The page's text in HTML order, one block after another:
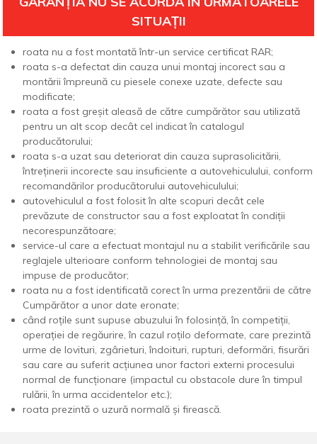
SITUAȚII
roata nu a fost montată într-un service certificat RAR;
roata s-a defectat din cauza unui montaj incorect sau a
montării împreună cu piesele conexe uzate, defecte sau
modificate;
roata a fost greșit aleasă de către cumpărător sau utilizată
pentru un alt scop decât cel indicat în catalogul
producătorului;
roata s-a uzat sau deteriorat din cauza suprasolicitării,
întreținerii incorecte sau insuficiente a autovehiculului, conform
recomandărilor producătorului autovehiculului;
autovehiculul a fost folosit în alte scopuri decât cele
prevăzute de constructor sau a fost exploatat în condiții
necorespunzătoare;
service-ul care a efectuat montajul nu a stabilit verificările sau
reglajele ulterioare conform tehnologiei de montaj sau
impuse de producător;
roata nu a fost identificată corect în urma prezentării de către
Cumpărător a unor date eronate;
când roțile sunt supuse abuzului în folosință, în competiții,
operației de regăurire, în cazul roțilo deformate, care prezintă
urme de lovituri, zgârieturi, îndoituri, rupturi, deformări, fisurări
sau care au suferit acțiunea unor factori externi procesului
normal de funcționare (impactul cu obstacole dure în timpul
rulării, în urma accidentelor etc.);
roata prezintă o uzură normală și firească.